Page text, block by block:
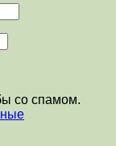
со спамом.